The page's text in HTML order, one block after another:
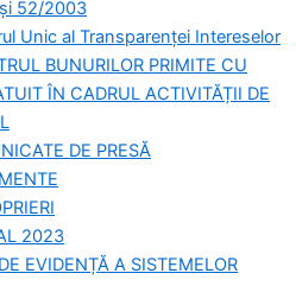
52/2003
Unic al Transparenței Intereselor
BUNURILOR PRIMITE CU
ÎN CADRUL ACTIVITĂȚII DE
DE PRESĂ
2023
EVIDENȚĂ A SISTEMELOR